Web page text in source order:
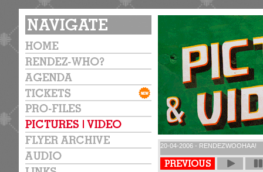
20-04-2006 - RENDEZWOOHAA!